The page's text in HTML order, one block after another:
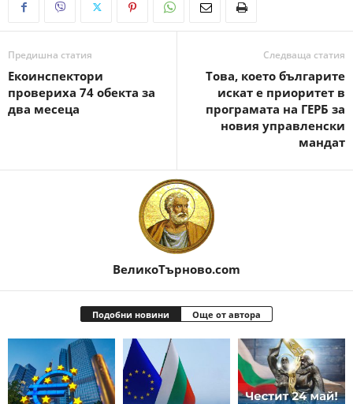
Предишна статия
Екоинспектори
провериха 74 обекта за
два месеца
Следваща статия
Това, което българите
искат е приоритет в
програмата на ГЕРБ за
новия управленски
мандат
ВеликоТърново.com
Подобни новини Още от автора